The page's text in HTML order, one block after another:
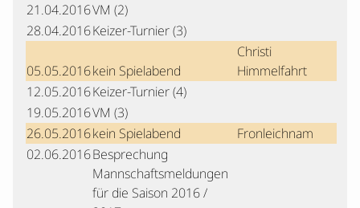
21.04.2016VM (2)
28.04.2016Keizer-Turnier (3)
05.05.2016kein Spielabend
Christi
Himmelfahrt
12.05.2016Keizer-Turnier (4)
19.05.2016VM (3)
26.05.2016kein Spielabend
Fronleichnam
02.06.2016Besprechung
Mannschaftsmeldungen
für die Saison 2016 /